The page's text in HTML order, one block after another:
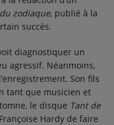
zodiaque, publié à la
succès.
diagnostiquer un
agressif. Néanmoins,
Son fils
tant que musicien et
le disque Tant de
Hardy de faire